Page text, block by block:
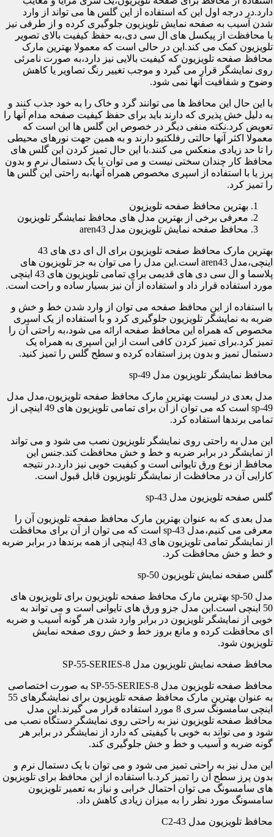
دارد.در درجه اول این که استفاده از این گلس ها می تواند از وارد
شدن آسیب به صفحه نمایش تلویزیون جلوگیری کرده و از طرفی نیز
با محافظت از پیکسل های ال سی دی،به حفظ کیفیت بالای تصویر
تلویزیون کمک می کند.این در حالی است که معمولا بهترین مارک
محافظ صفحه تلویزیون که کیفیت بالایی نیز دارد،به صورت نامرئی
روی نمایشگر قرار می گیرد و موجب تغییر رنگ تصاویر یا کاهش
وضوح و شفافیت آنها نمی شود.
با این حال این محافظ ها می توانند گرد و خاک را به خود جذب کنند و
به دلیل خش پذیری که دارند باید برای حفظ کیفیت صفحه مدام آنها را
تعویض کرد.نکته منفی دیگر در خصوص این گلس ها این است که
معمولا اکثر آنها حالتی رفلکتیو دارند و به همین جهت نورهای محیطی
را تا حد زیادی منعکس می کنند.با این حال تمیز کردن این گلس های
محافظ کار چندان سختی نیست و می توان با یک دستمال نرم و بدون
پرز یا با استفاده از اسپری مخصوص همراه آنها،به راحتی این گلس ها
را تمیز کرد.
بهترین محافظ صفحه تلویزیون
معرفی برخی از بهترین مدل های محافظ نمایشگر تلویزیون
محافظ صفحه نمایش تلویزیون مدل aren43
بهترین مارک محافظ صفحه تلویزیون برای ال ای دی های 43
اینچی،مدل aren43 است.این مدل را می توان به جز تلویزیون های
پلاسما و ال سی دی های قدیمی برای تمامی تلویزیون های 43 اینچی
مورد استفاده قرار داد و استفاده از آن نیز بسیار ساده و راحت است.
با استفاده از این محافظ صفحه می توان از وارد شدن خط و خش و
ضربه به نمایشگر تلویزیون جلوگیری کرد و با استفاده از یک اسپری
مخصوص که همراه این محافظ صفحه ارائه می شود،به راحتی آن را
تمیز کرد.برای تمیز کردن کافی است از این اسپری به همراه یک
دستمال تمیز و بدون پرز استفاده کرده و سطح گلس را تمیز کنید.
محافظ نمایشگر تلویزیون مدل sp-49
مدل بعدی در لیست بهترین مارک محافظ صفحه تلویزیون،مدل مدل
sp-49 است که می توان از آن برای تمامی تلویزیون های 49 اینچی از
تمامی برندها استفاده کرد.
این مدل به راحتی روی نمایشگر تلویزیون نصب می شود و می تواند
از نمایشگر در برابر ضربه و خط و خش محافظت کند.جنس این
محافظ از نوع ورق تایوانی است و کیفیت خوبی نیز دارد.در نتیجه
کارایی آن در محافظت از نمایشگر تلویزیون قابل قبول است.
گلس صفحه تلویزیون مدل sp-43
مدل بعدی که به عنوان بهترین مارک محافظ صفحه تلویزیون آن را
معرفی می کنیم،مدل sp-43 است که می توان از آن برای محافظت
از نمایشگر تمامی تلویزیون های 43 اینچی از همه برندها در برابر ضربه
و خط و خش محافظت کرد.
گلس صفحه نمایش تلویزیون sp-50
مدل sp-50 بهترین مارک محافظ صفحه تلویزیون برای تلویزیون های
50 اینچی است.این مدل جزو ورق های تایوانی است و می تواند به
خوبی از نمایشگر تلویزیون در برابر وارد شدن هر گونه آسیب و ضربه
ای محافظت کرده و مانع بروز خط و خش روی صفحه نمایش
تلویزیون شود.
محافظ صفحه نمایش تلویزیون مدل SP-55-SERIES-8
محافظ صفحه تلویزیون مدل SP-55-SERIES-8 به صورت اختصاصی
به عنوان بهترین مارک محافظ صفحه تلویزیون برای نمایشگرهای 55
اینچی سامسونگ سری 8 مورد استفاده قرار می گیرند.این مدل
محافظ صفحه تلویزیون نیز به راحتی روی نمایشگر دستگاه نصب می
شود و می تواند به خوبی با کیفیتی که دارد از نمایشگر در برابر هر
گونه ضربه و آسیب و خط و خش جلوگیری کند.
این مدل نیز به راحتی تمیز می شود و می توان با یک دستمال نرم و
بدون پرز سطح آن را تمیز کرد.با استفاده از این محافظ برای تلویزیون
های سامسونگ می توان احتمال خرابی و نیاز به تعمیر تلویزیون
سامسونگ مورد نظر را به میزان زیادی کاهش داد.
محافظ تلویزیون مدل C2-43